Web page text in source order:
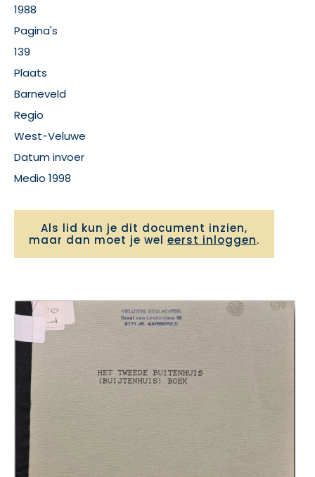
1988
Pagina's
139
Plaats
Barneveld
Regio
West-Veluwe
Datum invoer
Medio 1998
Als lid kun je dit document inzien,
maar dan moet je wel eerst inloggen.